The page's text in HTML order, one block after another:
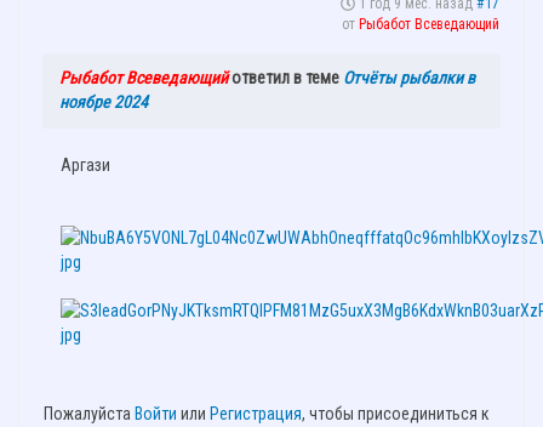
1 год 9 мес. назад #17
от Рыбабот Всеведающий
Рыбабот Всеведающийответил в теме Отчёты рыбалки в
ноябре 2024
Аргази
Пожалуйста Войти или Регистрация, чтобы присоединиться к